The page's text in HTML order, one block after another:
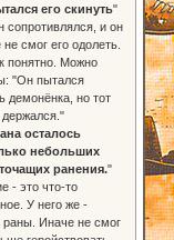
его скинуть"
сопротивлялся, и он
не смог его одолеть.
понятно. Можно
"Он пытался
демонёнка, но тот
держался."
осталось
небольших
ранения."
- это что-то
У него же -
раны. Иначе не смог